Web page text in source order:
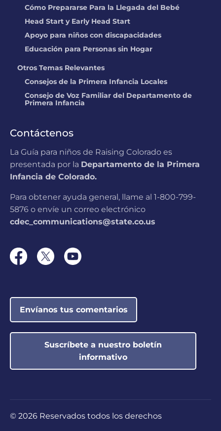
Parker
UBICACIÓN:11775 Tara Lane, Parker,
Peter Pan Y Sus
Amigos Preschool
UBICACIÓN: 100 W 16th Street, Rifle, CO
Stars Kid Care @
Actualmente
UBICACIÓN:
Westminster, CO
Stephanie Brown
UBICACIÓN:4306 N. Weber St, Colorado
Springs, CO
UBICACIÓN:360 Command View,
Colorado Springs, CO
UBICACIÓN:4433 W 29th Ave #205,
Denver, CO
CSCC Meadows Park
Before & After School
Actualmente
UBICACIÓN:1943 S El Paso Ave,
Elementary
clasificado
Cómo Prepararse Para la Llegada del Bebé
Head Start y Early Head Start
Apoyo para niños con discapacidades
Educación para Personas sin Hogar
Otros Temas Relevantes
Consejos de la Primera Infancia Locales
Consejo de Voz Familiar del Departamento de
Primera Infancia
Contáctenos
La Guía para niños de Raising Colorado es
presentada por la Departamento de la Primera
Infancia de Colorado.
Para obtener ayuda general, llame al 1-800-799-
5876 o envíe un correo electrónico
cdec_communications@state.co.us
Envíanos tus comentarios
Suscríbete a nuestro boletín
informativo
© 2026 Reservados todos los derechos